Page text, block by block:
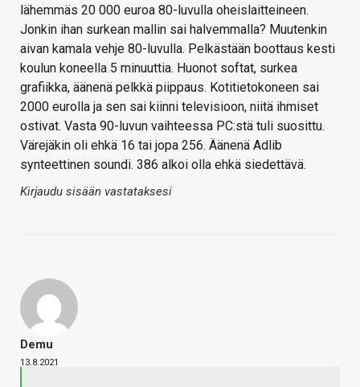
lähemmäs 20 000 euroa 80-luvulla oheislaitteineen.
Jonkin ihan surkean mallin sai halvemmalla? Muutenkin
aivan kamala vehje 80-luvulla. Pelkästään boottaus kesti
koulun koneella 5 minuuttia. Huonot softat, surkea
grafiikka, äänenä pelkkä piippaus. Kotitietokoneen sai
2000 eurolla ja sen sai kiinni televisioon, niitä ihmiset
ostivat. Vasta 90-luvun vaihteessa PC:stä tuli suosittu.
Värejäkin oli ehkä 16 tai jopa 256. Äänenä Adlib
synteettinen soundi. 386 alkoi olla ehkä siedettävä.
Kirjaudu sisään vastataksesi
Demu
13.8.2021